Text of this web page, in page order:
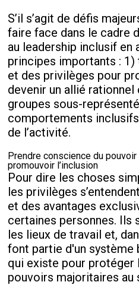
S’il s’agit de défis
faire face dans le cadre
au leadership inclusif en
principes importants :
et des privilèges pour
devenir un allié
groupes sous-
comportements
de l’activité.
Prendre conscience du
promouvoir l’inclusion
Pour dire les choses
les privilèges
et des avantages
certaines personnes. Ils
les lieux de travail et,
font partie d'un système
qui existe pour protéger
pouvoirs majoritaires au